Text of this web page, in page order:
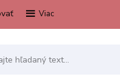
Viac